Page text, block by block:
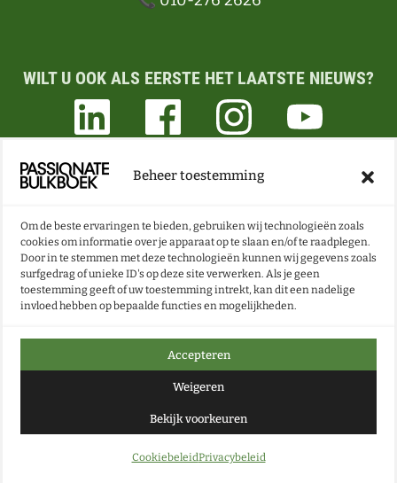
Beheer toestemming
Om de beste ervaringen te bieden, gebruiken wij technologieën zoals
cookies om informatie over je apparaat op te slaan en/of te raadplegen.
Door in te stemmen met deze technologieën kunnen wij gegevens zoals
surfgedrag of unieke ID's op deze site verwerken. Als je geen
toestemming geeft of uw toestemming intrekt, kan dit een nadelige
invloed hebben op bepaalde functies en mogelijkheden.
Accepteren
Weigeren
Bekijk voorkeuren
CookiebeleidPrivacybeleid
WILT U OOK ALS EERSTE HET LAATSTE NIEUWS?
ONZE NIEUWSBRIEF VOL BOEKEN- EN LESTIPS
ONTVANGEN?
NU INSCHRIJVEN